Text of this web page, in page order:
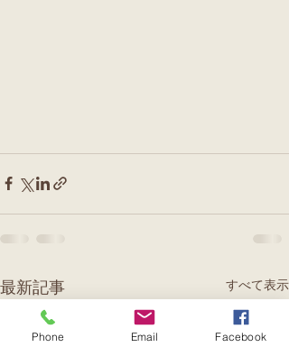
最新記事 すべて表示
Phone Email Facebook